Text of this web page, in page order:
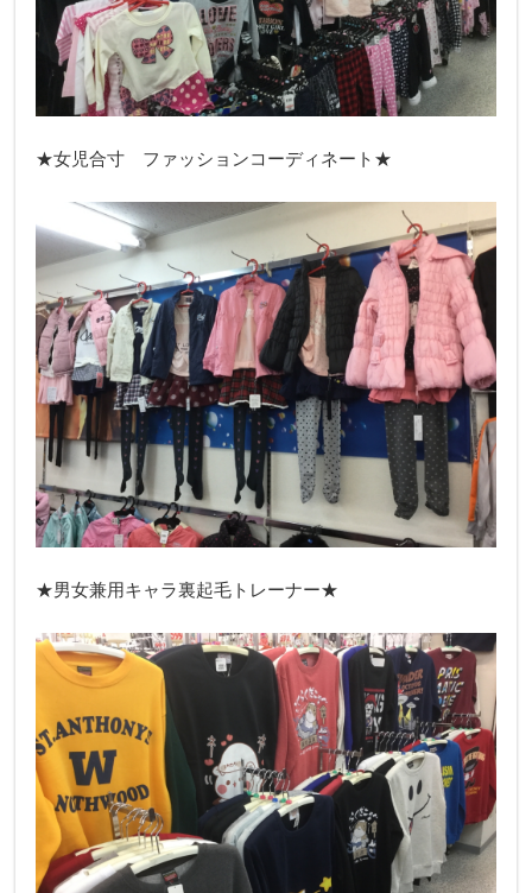
★女児合寸 ファッションコーディネート★
★男女兼用キャラ裏起毛トレーナー★